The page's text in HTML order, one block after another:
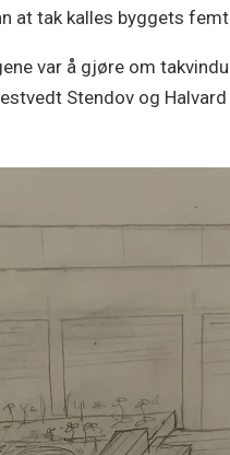
at tak kalles byggets
var å gjøre om
Stendov og